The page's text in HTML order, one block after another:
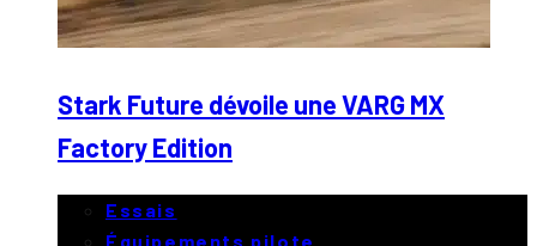
Stark Future dévoile une VARG MX
Factory Edition
Essais
Équipements pilote